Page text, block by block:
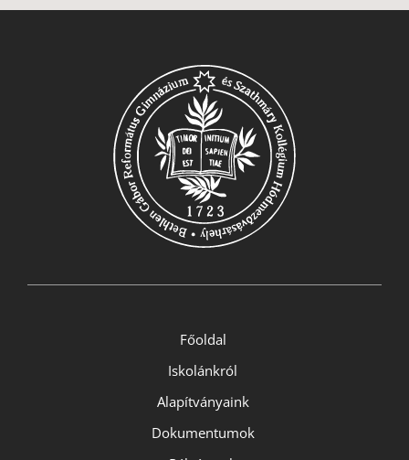
Főoldal
Iskolánkról
Alapítványaink
Dokumentumok